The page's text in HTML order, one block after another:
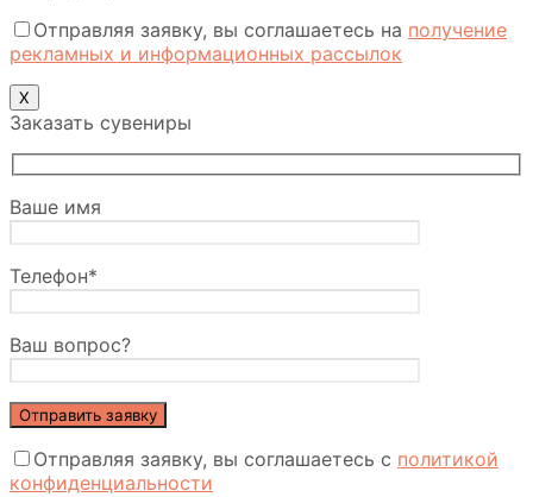
Отправляя заявку, вы соглашаетесь на получение
рекламных и информационных рассылок
X
Заказать сувениры
Ваше имя
Телефон*
Ваш вопрос?
Отправляя заявку, вы соглашаетесь с политикой
конфиденциальности